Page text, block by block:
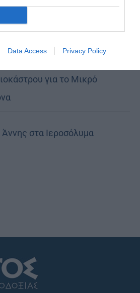
Data Access Privacy Policy
για το Μικρό
στα Ιεροσόλυμα